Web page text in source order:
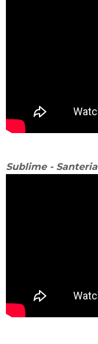
Sublime - Santeria